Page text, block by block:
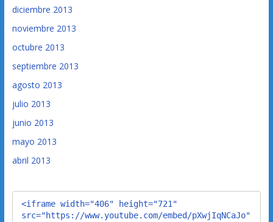
diciembre 2013
noviembre 2013
octubre 2013
septiembre 2013
agosto 2013
julio 2013
junio 2013
mayo 2013
abril 2013
<iframe width="406" height="721"
src="https://www.youtube.com/embed/pXwjIqNCaJo"